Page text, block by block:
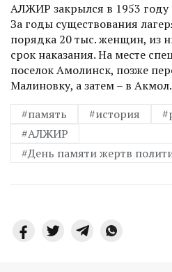
АЛЖИР закрылся в 1953 году
За годы существования
порядка 20 тыс. женщин, из
срок наказания. На месте
поселок Амолинск, позже
Малиновку, а затем – в Акмол.
#память
#история
#АЛЖИР
#День памяти жертв